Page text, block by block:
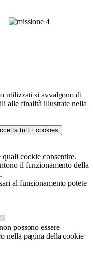
utilizzati si avvalgono di
alle finalità illustrate nella
tutti i cookies
quali cookie consentire.
il funzionamento della
al funzionamento potete
possono essere
nella pagina della cookie